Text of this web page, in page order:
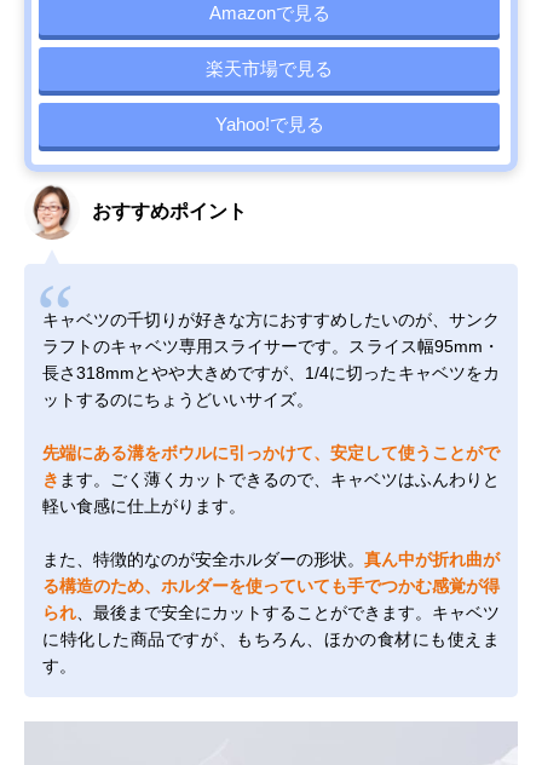
Amazonで見る
楽天市場で見る
Yahoo!で見る
おすすめポイント
キャベツの千切りが好きな方におすすめしたいのが、サンク
ラフトのキャベツ専用スライサーです。スライス幅95mm・
長さ318mmとやや大きめですが、1/4に切ったキャベツをカ
ットするのにちょうどいいサイズ。
先端にある溝をボウルに引っかけて、安定して使うことがで
き ます。ごく薄くカットできるので、キャベツはふんわりと
軽い食感に仕上がります。
また、特徴的なのが安全ホルダーの形状。 真ん中が折れ曲が
る構造のため、ホルダーを使っていても手でつかむ感覚が得
られ 、最後まで安全にカットすることができます。キャベツ
に特化した商品ですが、もちろん、ほかの食材にも使えま
す。